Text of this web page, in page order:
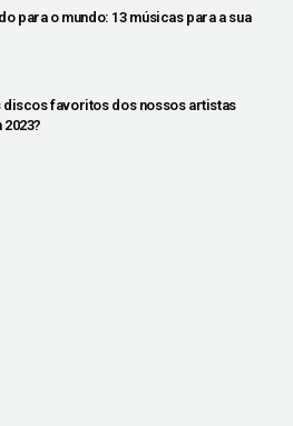
para o mundo: 13 músicas para a sua
discos favoritos dos nossos artistas